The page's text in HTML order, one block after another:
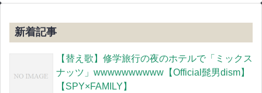
新着記事
【替え歌】修学旅行の夜のホテルで「ミックス
ナッツ」wwwwwwwwww【Official髭男dism】
【SPY×FAMILY】